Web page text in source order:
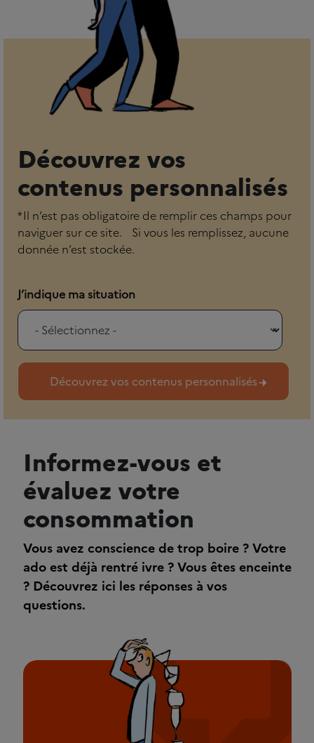
Découvrez vos
contenus personnalisés
* Il n’est pas obligatoire de remplir ces champs pour
naviguer sur ce site. Si vous les remplissez, aucune
donnée n’est stockée.
J’indique ma situation
Informez-vous et
évaluez votre
consommation
Vous avez conscience de trop boire ? Votre
ado est déjà rentré ivre ? Vous êtes enceinte
? Découvrez ici les réponses à vos
questions.